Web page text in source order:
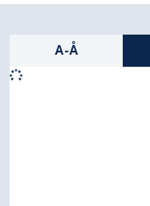
Sidefelt:
A-Å